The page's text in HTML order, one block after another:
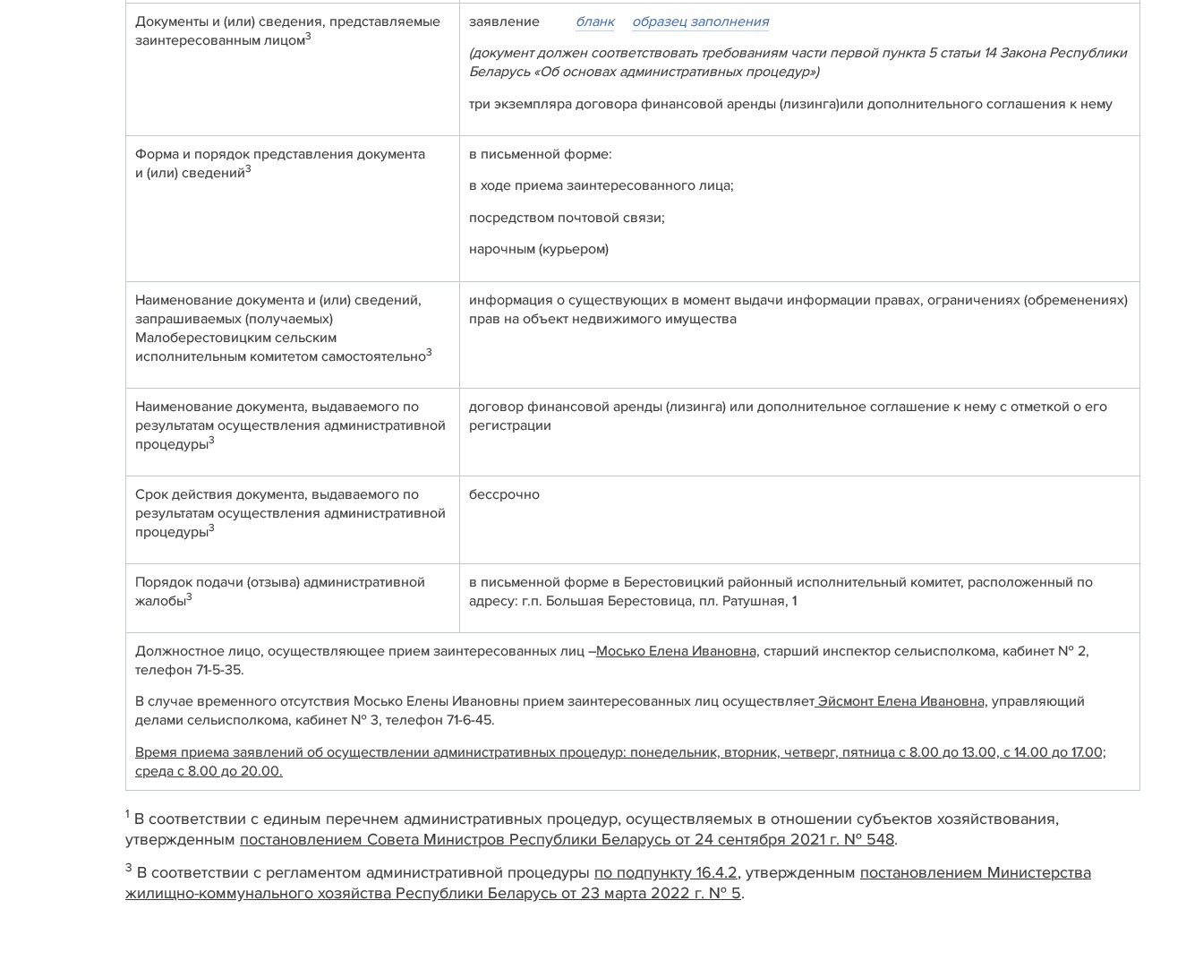
Документы и (или) сведения, представляемые
заинтересованным лицом3
заявление бланк
образец заполнения
(документ должен соответствовать требованиям части первой пункта 5 статьи 14 Закона Республики
Беларусь «Об основах административных процедур»)
три экземпляра договора финансовой аренды (лизинга)или дополнительного соглашения к нему
Форма и порядок представления документа
и (или) сведений3
в письменной форме:
в ходе приема заинтересованного лица;
посредством почтовой связи;
нарочным (курьером)
Наименование документа и (или) сведений,
запрашиваемых (получаемых)
Малоберестовицким сельским
исполнительным комитетом самостоятельно3
информация о существующих в момент выдачи информации правах, ограничениях (обременениях)
прав на объект недвижимого имущества
Наименование документа, выдаваемого по
результатам осуществления административной
процедуры3
договор финансовой аренды (лизинга) или дополнительное соглашение к нему с отметкой о его
регистрации
Срок действия документа, выдаваемого по
результатам осуществления административной
процедуры3
бессрочно
Порядок подачи (отзыва) административной
жалобы3
в письменной форме в Берестовицкий районный исполнительный комитет, расположенный по
адресу: г.п. Большая Берестовица, пл. Ратушная, 1
Должностное лицо, осуществляющее прием заинтересованных лиц –Мосько Елена Ивановна, старший инспектор сельисполкома, кабинет № 2,
телефон 71-5-35.
В случае временного отсутствия Мосько Елены Ивановны прием заинтересованных лиц осуществляет Эйсмонт Елена Ивановна, управляющий
делами сельисполкома, кабинет № 3, телефон 71-6-45.
Время приема заявлений об осуществлении административных процедур: понедельник, вторник, четверг, пятница с 8.00 до 13.00, с 14.00 до 17.00;
среда с 8.00 до 20.00.
1 В соответствии с единым перечнем административных процедур, осуществляемых в отношении субъектов хозяйствования,
утвержденным постановлением Совета Министров Республики Беларусь от 24 сентября 2021 г. № 548.
3 В соответствии с регламентом административной процедуры по подпункту 16.4.2, утвержденным постановлением Министерства
жилищно-коммунального хозяйства Республики Беларусь от 23 марта 2022 г. № 5.